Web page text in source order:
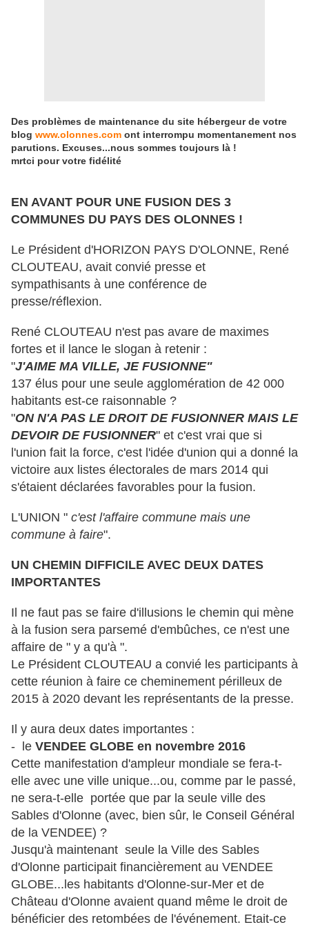
Des problèmes de maintenance du site hébergeur de votre
blog www.olonnes.com ont interrompu momentanement nos
parutions. Excuses...nous sommes toujours là !
mrtci pour votre fidélité
EN AVANT POUR UNE FUSION DES 3
COMMUNES DU PAYS DES OLONNES !
Le Président d'HORIZON PAYS D'OLONNE, René
CLOUTEAU, avait convié presse et
sympathisants à une conférence de
presse/réflexion.
René CLOUTEAU n'est pas avare de maximes
fortes et il lance le slogan à retenir :
"J'AIME MA VILLE, JE FUSIONNE"
137 élus pour une seule agglomération de 42 000
habitants est-ce raisonnable ?
"ON N'A PAS LE DROIT DE FUSIONNER MAIS LE
DEVOIR DE FUSIONNER" et c'est vrai que si
l'union fait la force, c'est l'idée d'union qui a donné la
victoire aux listes électorales de mars 2014 qui
s'étaient déclarées favorables pour la fusion.
L'UNION " c'est l'affaire commune mais une
commune à faire".
UN CHEMIN DIFFICILE AVEC DEUX DATES
IMPORTANTES
Il ne faut pas se faire d'illusions le chemin qui mène
à la fusion sera parsemé d'embûches, ce n'est une
affaire de " y a qu'à ".
Le Président CLOUTEAU a convié les participants à
cette réunion à faire ce cheminement périlleux de
2015 à 2020 devant les représentants de la presse.
Il y aura deux dates importantes :
- le VENDEE GLOBE en novembre 2016
Cette manifestation d'ampleur mondiale se fera-t-
elle avec une ville unique...ou, comme par le passé,
ne sera-t-elle portée que par la seule ville des
Sables d'Olonne (avec, bien sûr, le Conseil Général
de la VENDEE) ?
Jusqu'à maintenant seule la Ville des Sables
d'Olonne participait financièrement au VENDEE
GLOBE...les habitants d'Olonne-sur-Mer et de
Château d'Olonne avaient quand même le droit de
bénéficier des retombées de l'événement. Etait-ce